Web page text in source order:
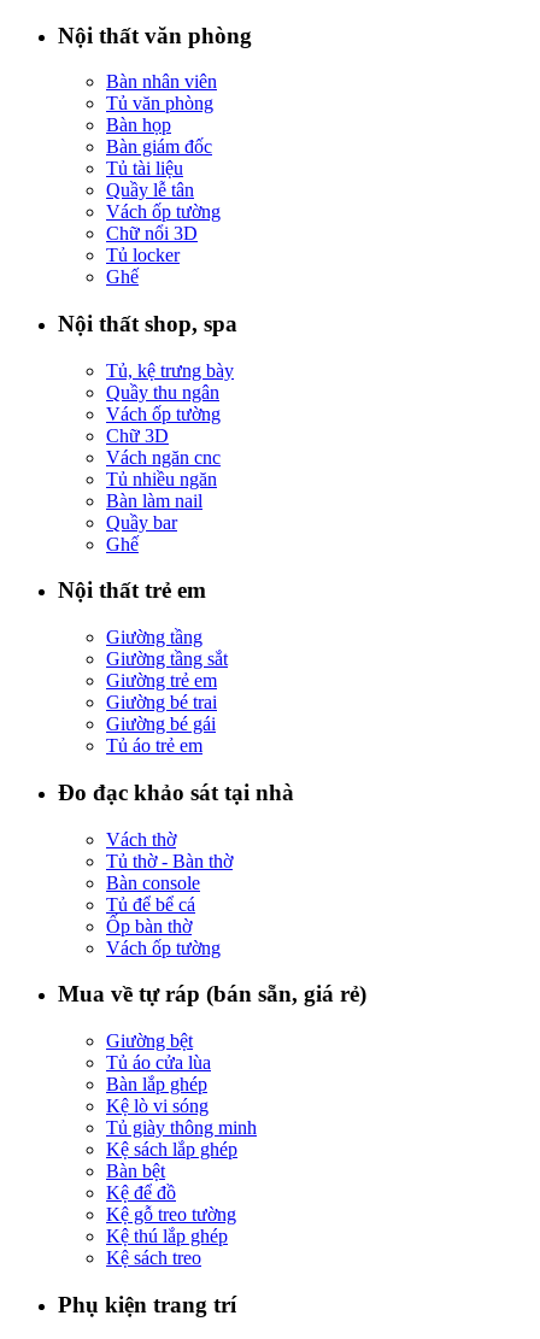
Nội thất văn phòng
Bàn nhân viên
Tủ văn phòng
Bàn họp
Bàn giám đốc
Tủ tài liệu
Quầy lễ tân
Vách ốp tường
Chữ nổi 3D
Tủ locker
Ghế
Nội thất shop, spa
Tủ, kệ trưng bày
Quầy thu ngân
Vách ốp tường
Chữ 3D
Vách ngăn cnc
Tủ nhiều ngăn
Bàn làm nail
Quầy bar
Ghế
Nội thất trẻ em
Giường tầng
Giường tầng sắt
Giường trẻ em
Giường bé trai
Giường bé gái
Tủ áo trẻ em
Đo đạc khảo sát tại nhà
Vách thờ
Tủ thờ - Bàn thờ
Bàn console
Tủ để bể cá
Ốp bàn thờ
Vách ốp tường
Mua về tự ráp (bán sẵn, giá rẻ)
Giường bệt
Tủ áo cửa lùa
Bàn lắp ghép
Kệ lò vi sóng
Tủ giày thông minh
Kệ sách lắp ghép
Bàn bệt
Kệ để đồ
Kệ gỗ treo tường
Kệ thú lắp ghép
Kệ sách treo
Phụ kiện trang trí